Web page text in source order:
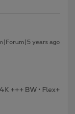
years ago
+++ BW • Flex+